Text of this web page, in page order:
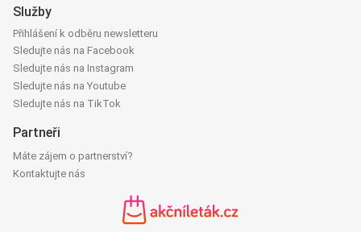
Služby
Přihlášení k odběru newsletteru
Sledujte nás na Facebook
Sledujte nás na Instagram
Sledujte nás na Youtube
Sledujte nás na TikTok
Partneři
Máte zájem o partnerství?
Kontaktujte nás